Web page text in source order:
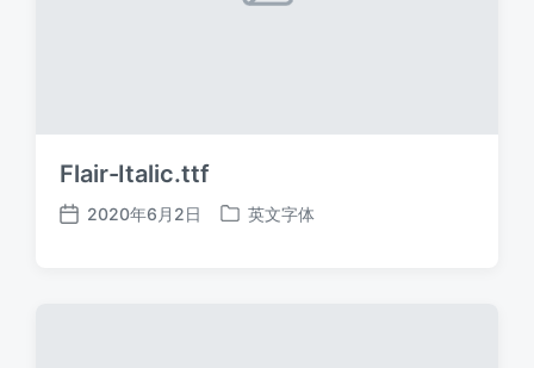
Flair-Italic.ttf
发
2020年6月2日
发
英文字体